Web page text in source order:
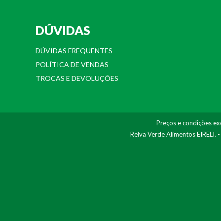
DÚVIDAS
DÚVIDAS FREQUENTES
POLÍTICA DE VENDAS
TROCAS E DEVOLUÇÕES
Preços e condições
Relva Verde Alimentos